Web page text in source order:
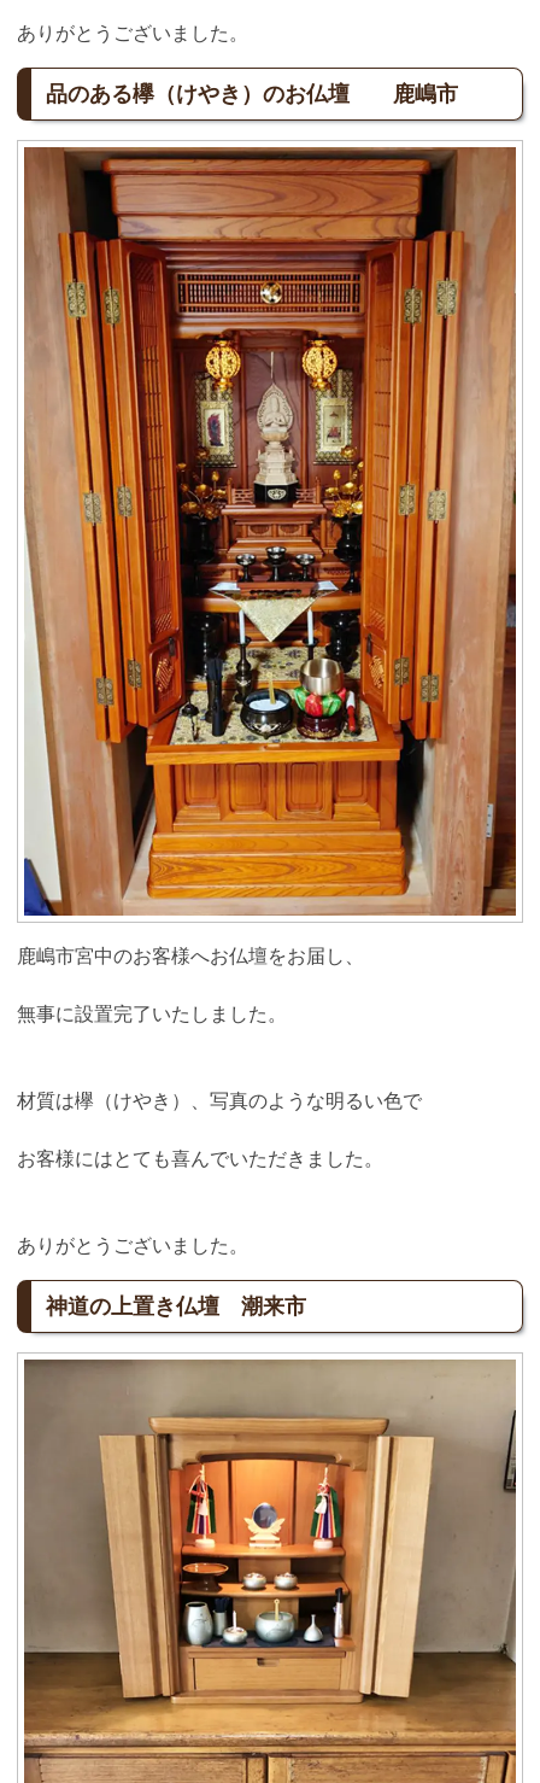
ありがとうございました。
品のある欅（けやき）のお仏壇 鹿嶋市
鹿嶋市宮中のお客様へお仏壇をお届し、
無事に設置完了いたしました。
材質は欅（けやき）、写真のような明るい色で
お客様にはとても喜んでいただきました。
ありがとうございました。
神道の上置き仏壇 潮来市